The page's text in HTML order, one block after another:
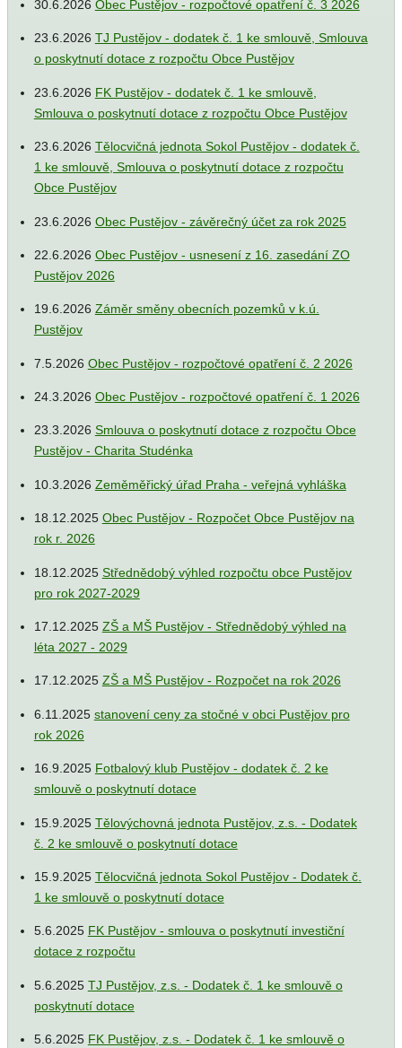
30.6.2026 Obec Pustějov - rozpočtové opatření č. 3 2026
23.6.2026 TJ Pustějov - dodatek č. 1 ke smlouvě, Smlouva
o poskytnutí dotace z rozpočtu Obce Pustějov
23.6.2026 FK Pustějov - dodatek č. 1 ke smlouvě,
Smlouva o poskytnutí dotace z rozpočtu Obce Pustějov
23.6.2026 Tělocvičná jednota Sokol Pustějov - dodatek č.
1 ke smlouvě, Smlouva o poskytnutí dotace z rozpočtu
Obce Pustějov
23.6.2026 Obec Pustějov - závěrečný účet za rok 2025
22.6.2026 Obec Pustějov - usnesení z 16. zasedání ZO
Pustějov 2026
19.6.2026 Záměr směny obecních pozemků v k.ú.
Pustějov
7.5.2026 Obec Pustějov - rozpočtové opatření č. 2 2026
24.3.2026 Obec Pustějov - rozpočtové opatření č. 1 2026
23.3.2026 Smlouva o poskytnutí dotace z rozpočtu Obce
Pustějov - Charita Studénka
10.3.2026 Zeměměřický úřad Praha - veřejná vyhláška
18.12.2025 Obec Pustějov - Rozpočet Obce Pustějov na
rok r. 2026
18.12.2025 Střednědobý výhled rozpočtu obce Pustějov
pro rok 2027-2029
17.12.2025 ZŠ a MŠ Pustějov - Střednědobý výhled na
léta 2027 - 2029
17.12.2025 ZŠ a MŠ Pustějov - Rozpočet na rok 2026
6.11.2025 stanovení ceny za stočné v obci Pustějov pro
rok 2026
16.9.2025 Fotbalový klub Pustějov - dodatek č. 2 ke
smlouvě o poskytnutí dotace
15.9.2025 Tělovýchovná jednota Pustějov, z.s. - Dodatek
č. 2 ke smlouvě o poskytnutí dotace
15.9.2025 Tělocvičná jednota Sokol Pustějov - Dodatek č.
1 ke smlouvě o poskytnutí dotace
5.6.2025 FK Pustějov - smlouva o poskytnutí investiční
dotace z rozpočtu
5.6.2025 TJ Pustějov, z.s. - Dodatek č. 1 ke smlouvě o
poskytnutí dotace
5.6.2025 FK Pustějov, z.s. - Dodatek č. 1 ke smlouvě o